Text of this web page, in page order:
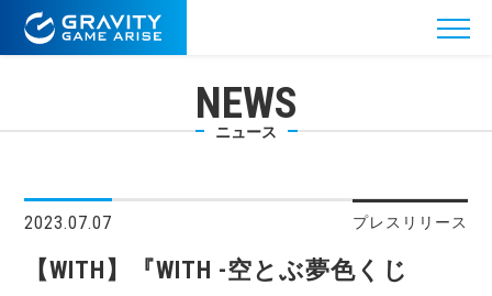
NEWS
ニュース
2023.07.07 プレスリリース
【WITH】『WITH -空とぶ夢色くじ